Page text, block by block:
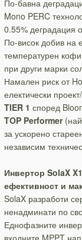
По-бавна
Mono PERC
0.55% деградация
По-висок добив на
температурен
при други марки
Намален риск от
електически
TIER 1 според
TOP Performer
за ускорено
независим
Инвертор SolaX
ефективност и
SolaX разработи
ненадминати по
Еднофазните